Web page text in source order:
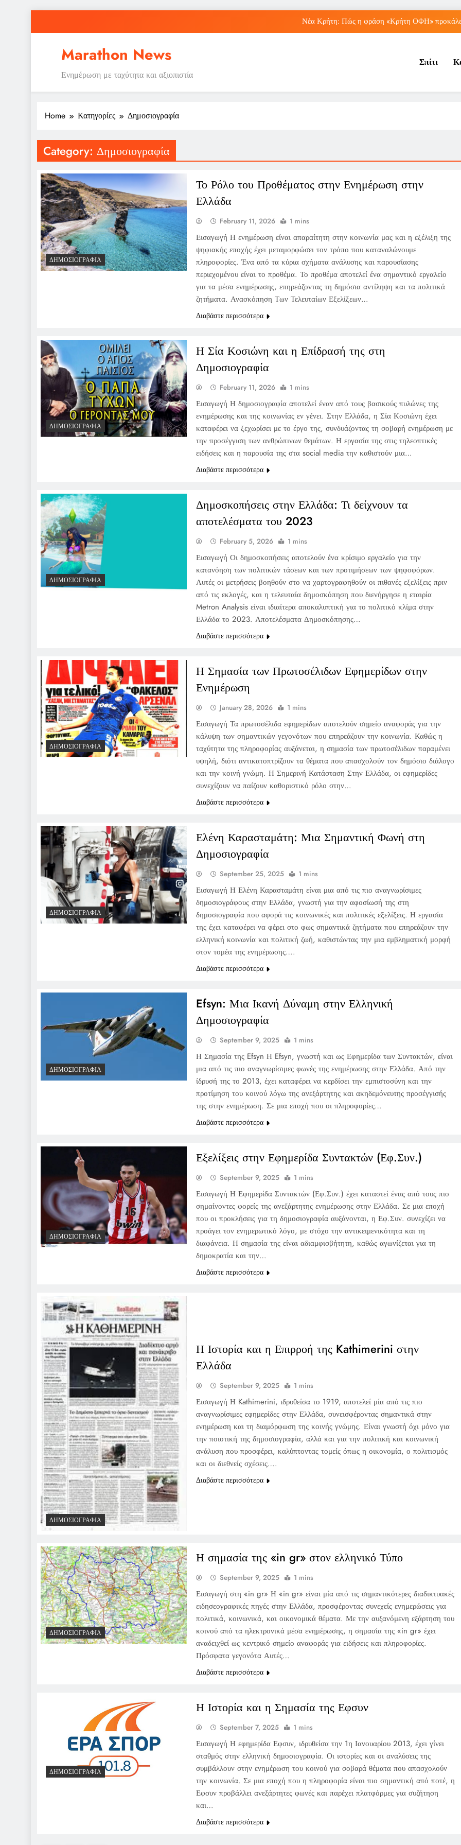
Νέα Κρήτη: Πώς η φράση «Κρήτη ΟΦΗ»
Ιράκ: Ποιες είναι οι συνέπειες των
Νέα Κρήτη: Πώς η φράση «Κρήτη ΟΦΗ»
Μπέσσυ Αργυράκη: Ποια είναι η συμβουλή
Marathon News
Ενημέρωση με ταχύτητα και αξιοπιστία
Σπίτι
Home Κατηγορίες Δημοσιογραφία
Category: Δημοσιογραφία
ΔΗΜΟΣΙΟΓΡΑΦΊΑ
Το Ρόλο του Προθέματος στην Ενημέρωση στην
Ελλάδα
February 11, 2026 1 mins
Εισαγωγή Η ενημέρωση είναι απαραίτητη στην κοινωνία μας και η εξέλιξη της
ψηφιακής εποχής έχει μεταμορφώσει τον τρόπο που καταναλώνουμε
πληροφορίες. Ένα από τα κύρια σχήματα ανάλυσης και παρουσίασης
περιεχομένου είναι το προθέμα. Το προθέμα αποτελεί ένα σημαντικό εργαλείο
για τα μέσα ενημέρωσης, επηρεάζοντας τη δημόσια αντίληψη και τα πολιτικά
ζητήματα. Ανασκόπηση Των Τελευταίων Εξελίξεων…
Διαβάστε περισσότερα
ΔΗΜΟΣΙΟΓΡΑΦΊΑ
Η Σία Κοσιώνη και η Επίδρασή της στη
Δημοσιογραφία
February 11, 2026 1 mins
Εισαγωγή Η δημοσιογραφία αποτελεί έναν από τους βασικούς πυλώνες της
ενημέρωσης και της κοινωνίας εν γένει. Στην Ελλάδα, η Σία Κοσιώνη έχει
καταφέρει να ξεχωρίσει με το έργο της, συνδυάζοντας τη σοβαρή ενημέρωση με
την προσέγγιση των ανθρώπινων θεμάτων. Η εργασία της στις τηλεοπτικές
ειδήσεις και η παρουσία της στα social media την καθιστούν μια…
Διαβάστε περισσότερα
ΔΗΜΟΣΙΟΓΡΑΦΊΑ
Δημοσκοπήσεις στην Ελλάδα: Τι δείχνουν τα
αποτελέσματα του 2023
February 5, 2026 1 mins
Εισαγωγή Οι δημοσκοπήσεις αποτελούν ένα κρίσιμο εργαλείο για την
κατανόηση των πολιτικών τάσεων και των προτιμήσεων των ψηφοφόρων.
Αυτές οι μετρήσεις βοηθούν στο να χαρτογραφηθούν οι πιθανές εξελίξεις πριν
από τις εκλογές, και η τελευταία δημοσκόπηση που διενήργησε η εταιρία
Metron Analysis είναι ιδιαίτερα αποκαλυπτική για το πολιτικό κλίμα στην
Ελλάδα το 2023. Αποτελέσματα Δημοσκόπησης…
Διαβάστε περισσότερα
ΔΗΜΟΣΙΟΓΡΑΦΊΑ
Η Σημασία των Πρωτοσέλιδων Εφημερίδων στην
Ενημέρωση
January 28, 2026 1 mins
Εισαγωγή Τα πρωτοσέλιδα εφημερίδων αποτελούν σημείο αναφοράς για την
κάλυψη των σημαντικών γεγονότων που επηρεάζουν την κοινωνία. Καθώς η
ταχύτητα της πληροφορίας αυξάνεται, η σημασία των πρωτοσέλιδων παραμένει
υψηλή, διότι αντικατοπτρίζουν τα θέματα που απασχολούν τον δημόσιο διάλογο
και την κοινή γνώμη. Η Σημερινή Κατάσταση Στην Ελλάδα, οι εφημερίδες
συνεχίζουν να παίζουν καθοριστικό ρόλο στην…
Διαβάστε περισσότερα
ΔΗΜΟΣΙΟΓΡΑΦΊΑ
Ελένη Καρασταμάτη: Μια Σημαντική Φωνή στη
Δημοσιογραφία
September 25, 2025 1 mins
Εισαγωγή Η Ελένη Καρασταμάτη είναι μια από τις πιο αναγνωρίσιμες
δημοσιογράφους στην Ελλάδα, γνωστή για την αφοσίωσή της στη
δημοσιογραφία που αφορά τις κοινωνικές και πολιτικές εξελίξεις. Η εργασία
της έχει καταφέρει να φέρει στο φως σημαντικά ζητήματα που επηρεάζουν την
ελληνική κοινωνία και πολιτική ζωή, καθιστώντας την μια εμβληματική μορφή
στον τομέα της ενημέρωσης….
Διαβάστε περισσότερα
ΔΗΜΟΣΙΟΓΡΑΦΊΑ
Efsyn: Μια Ικανή Δύναμη στην Ελληνική
Δημοσιογραφία
September 9, 2025 1 mins
Η Σημασία της Efsyn Η Efsyn, γνωστή και ως Εφημερίδα των Συντακτών, είναι
μια από τις πιο αναγνωρίσιμες φωνές της ενημέρωσης στην Ελλάδα. Από την
ίδρυσή της το 2013, έχει καταφέρει να κερδίσει την εμπιστοσύνη και την
προτίμηση του κοινού λόγω της ανεξάρτητης και ακηδεμόνευτης προσέγγισής
της στην ενημέρωση. Σε μια εποχή που οι πληροφορίες…
Διαβάστε περισσότερα
ΔΗΜΟΣΙΟΓΡΑΦΊΑ
Εξελίξεις στην Εφημερίδα Συντακτών (Εφ.Συν.)
September 9, 2025 1 mins
Εισαγωγή Η Εφημερίδα Συντακτών (Εφ.Συν.) έχει καταστεί ένας από τους πιο
σημαίνοντες φορείς της ανεξάρτητης ενημέρωσης στην Ελλάδα. Σε μια εποχή
που οι προκλήσεις για τη δημοσιογραφία αυξάνονται, η Εφ.Συν. συνεχίζει να
προάγει τον ενημερωτικό λόγο, με στόχο την αντικειμενικότητα και τη
διαφάνεια. Η σημασία της είναι αδιαμφισβήτητη, καθώς αγωνίζεται για τη
δημοκρατία και την…
Διαβάστε περισσότερα
ΔΗΜΟΣΙΟΓΡΑΦΊΑ
Η Ιστορία και η Επιρροή της Kathimerini στην
Ελλάδα
September 9, 2025 1 mins
Εισαγωγή Η Kathimerini, ιδρυθείσα το 1919, αποτελεί μία από τις πιο
αναγνωρίσιμες εφημερίδες στην Ελλάδα, συνεισφέροντας σημαντικά στην
ενημέρωση και τη διαμόρφωση της κοινής γνώμης. Είναι γνωστή όχι μόνο για
την ποιοτική της δημοσιογραφία, αλλά και για την πολιτική και κοινωνική
ανάλυση που προσφέρει, καλύπτοντας τομείς όπως η οικονομία, ο πολιτισμός
και οι διεθνείς σχέσεις….
Διαβάστε περισσότερα
ΔΗΜΟΣΙΟΓΡΑΦΊΑ
Η σημασία της «in gr» στον ελληνικό Τύπο
September 9, 2025 1 mins
Εισαγωγή στη «in gr» Η «in gr» είναι μία από τις σημαντικότερες διαδικτυακές
ειδησεογραφικές πηγές στην Ελλάδα, προσφέροντας συνεχείς ενημερώσεις για
πολιτικά, κοινωνικά, και οικονομικά θέματα. Με την αυξανόμενη εξάρτηση του
κοινού από τα ηλεκτρονικά μέσα ενημέρωσης, η σημασία της «in gr» έχει
αναδειχθεί ως κεντρικό σημείο αναφοράς για ειδήσεις και πληροφορίες.
Πρόσφατα γεγονότα Αυτές…
Διαβάστε περισσότερα
ΔΗΜΟΣΙΟΓΡΑΦΊΑ
Η Ιστορία και η Σημασία της Εφσυν
September 7, 2025 1 mins
Εισαγωγή Η εφημερίδα Εφσυν, ιδρυθείσα την 1η Ιανουαρίου 2013, έχει γίνει
σταθμός στην ελληνική δημοσιογραφία. Οι ιστορίες και οι αναλύσεις της
συμβάλλουν στην ενημέρωση του κοινού για σοβαρά θέματα που απασχολούν
την κοινωνία. Σε μια εποχή που η πληροφορία είναι πιο σημαντική από ποτέ, η
Εφσυν προβάλλει ανεξάρτητες φωνές και παρέχει πλατφόρμες για συζήτηση
και…
Διαβάστε περισσότερα